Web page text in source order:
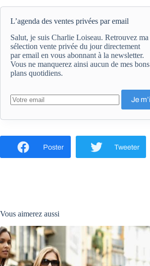
L’agenda des ventes privées par email
Salut, je suis Charlie Loiseau. Retrouvez ma
sélection vente privée du jour directement
par email en vous abonnant à la newsletter.
Vous ne manquerez ainsi aucun de mes bons
plans quotidiens.
Poster Tweeter
Vous aimerez aussi